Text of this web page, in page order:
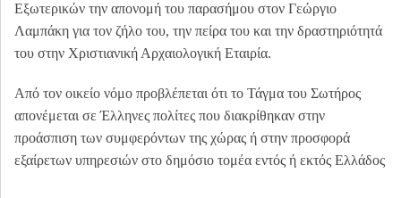
Εξωτερικών την απονομή του παρασήμου στον Γεώργιο
Λαμπάκη για τον ζήλο του, την πείρα του και την δραστηριότητά
του στην Χριστιανική Αρχαιολογική Εταιρία.
Από τον οικείο νόμο προβλέπεται ότι το Τάγμα του Σωτήρος
απονέμεται σε Έλληνες πολίτες που διακρίθηκαν στην
προάσπιση των συμφερόντων της χώρας ή στην προσφορά
εξαίρετων υπηρεσιών στο δημόσιο τομέα εντός ή εκτός Ελλάδος